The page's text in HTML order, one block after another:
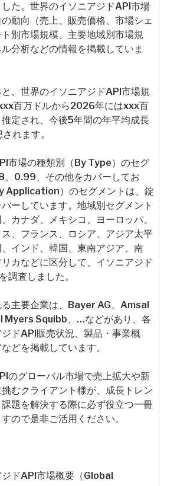
た。世界のイソニアジドAPI市場
動向（売上、販売価格、市場シェ
別市場規模、主要地域別市場規
分析などの情報を掲載していま
、世界のイソニアジドAPI市場規
百万ドルから2026年にはxxx百
定され、今後5年間の年平均成長
れます。
市場の種類別（By Type）のセグ
、0.99、その他をカバーしてお
Application）のセグメントは、錠
ーしています。地域別セグメント
カナダ、メキシコ、ヨーロッパ、
ス、フランス、ロシア、アジア太平
インド、韓国、東南アジア、南
カなどに区分して、イソニアジド
調査しました。
る主要企業は、Bayer AG、Amsal
Myers Squibb、…などがあり、各
ドAPI販売状況、製品・事業概
どを掲載しています。
のグローバル市場で売上拡大や新
むクライアント様が、成長トレン
課題を解決する際に必ず役立つ一冊
ので是非ご活用ください。
ドAPI市場概要（Global